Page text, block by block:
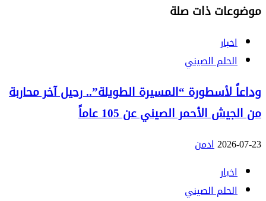
موضوعات ذات صلة
اخبار
الحلم الصيني
وداعاً لأسطورة “المسيرة الطويلة”.. رحيل آخر محاربة
من الجيش الأحمر الصيني عن 105 عاماً
2026-07-23ادمن
اخبار
الحلم الصيني